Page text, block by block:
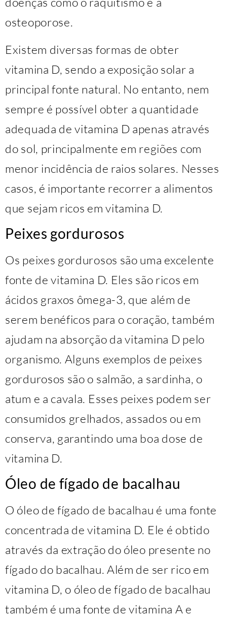
osteoporose.
Existem diversas formas de obter
vitamina D, sendo a exposição solar a
principal fonte natural. No entanto, nem
sempre é possível obter a quantidade
adequada de vitamina D apenas através
do sol, principalmente em regiões com
menor incidência de raios solares. Nesses
casos, é importante recorrer a alimentos
que sejam ricos em vitamina D.
Peixes gordurosos
Os peixes gordurosos são uma excelente
fonte de vitamina D. Eles são ricos em
ácidos graxos ômega-3, que além de
serem benéficos para o coração, também
ajudam na absorção da vitamina D pelo
organismo. Alguns exemplos de peixes
gordurosos são o salmão, a sardinha, o
atum e a cavala. Esses peixes podem ser
consumidos grelhados, assados ou em
conserva, garantindo uma boa dose de
vitamina D.
Óleo de fígado de bacalhau
O óleo de fígado de bacalhau é uma fonte
concentrada de vitamina D. Ele é obtido
através da extração do óleo presente no
fígado do bacalhau. Além de ser rico em
vitamina D, o óleo de fígado de bacalhau
também é uma fonte de vitamina A e